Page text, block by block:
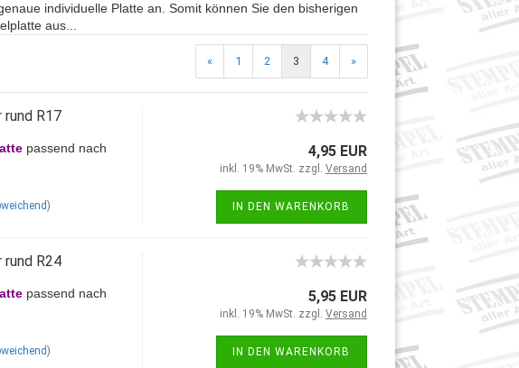
individuelle Platte an. Somit können Sie den bisherigen
aus...
« 1 2 3 4 »
R17
passend nach
4,95 EUR
inkl. 19% MwSt. zzgl. Versand
IN DEN WARENKORB
R24
passend nach
5,95 EUR
inkl. 19% MwSt. zzgl. Versand
IN DEN WARENKORB